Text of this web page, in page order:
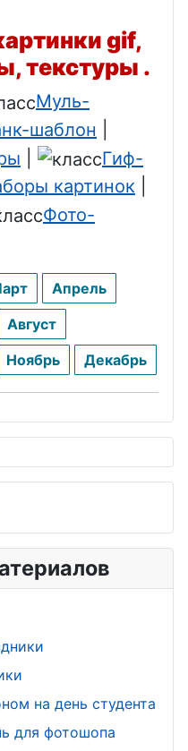
gif,
текстуры .
Муль-
шаблон
Гиф-
картинок
Фото-
Апрель
Август
Ноябрь Декабрь
на день студента
для фотошопа